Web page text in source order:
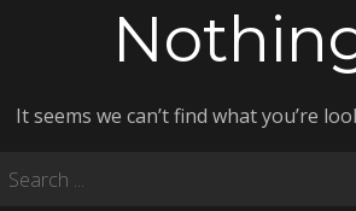
It seems we can’t find what you’re
Search